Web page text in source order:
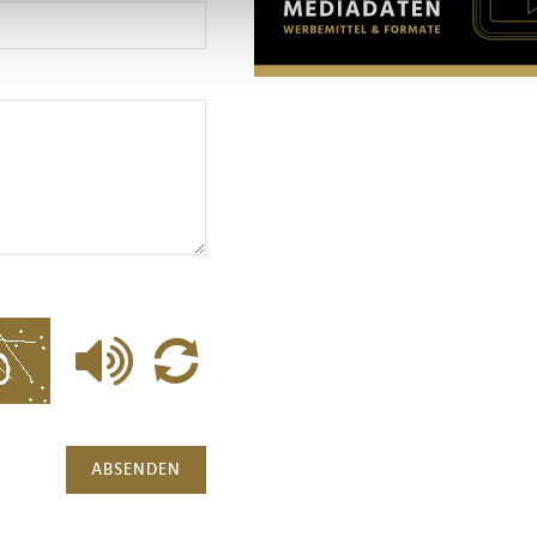
und Anzeigen zu personalisieren, Funktionen für soziale
zu analysieren. Außerdem geben wir Informationen zu
Medien, Werbung und Analysen weiter. Unsere Partner
zusammen, die Sie ihnen bereitgestellt haben oder die
ABSENDEN